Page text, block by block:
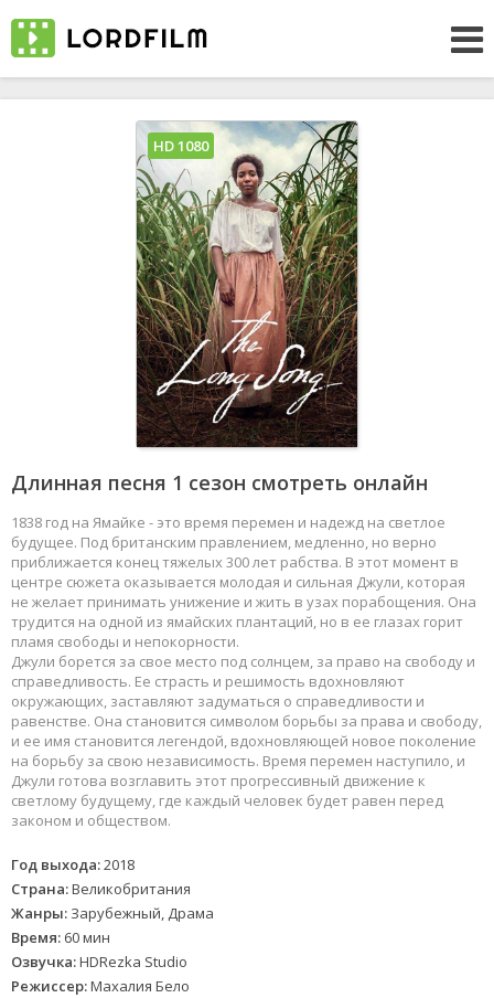
Длинная песня 1 сезон смотреть онлайн
1838 год на Ямайке - это время перемен и надежд на светлое
будущее. Под британским правлением, медленно, но верно
приближается конец тяжелых 300 лет рабства. В этот момент в
центре сюжета оказывается молодая и сильная Джули, которая
не желает принимать унижение и жить в узах порабощения. Она
трудится на одной из ямайских плантаций, но в ее глазах горит
пламя свободы и непокорности.
Джули борется за свое место под солнцем, за право на свободу и
справедливость. Ее страсть и решимость вдохновляют
окружающих, заставляют задуматься о справедливости и
равенстве. Она становится символом борьбы за права и свободу,
и ее имя становится легендой, вдохновляющей новое поколение
на борьбу за свою независимость. Время перемен наступило, и
Джули готова возглавить этот прогрессивный движение к
светлому будущему, где каждый человек будет равен перед
законом и обществом.
Год выхода:2018
Страна:Великобритания
Жанры: Зарубежный, Драма
Время: 60 мин
Озвучка:HDRezka Studio
Режиссер:Махалия Бело
HD 1080